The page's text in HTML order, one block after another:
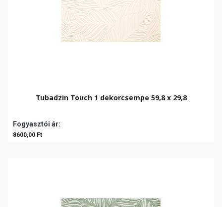
Tubadzin Touch 1 dekorcsempe 59,8 x 29,8
Fogyasztói ár:
8600,00 Ft